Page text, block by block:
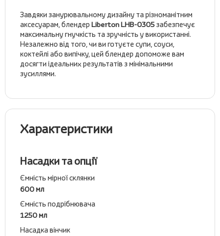
Завдяки занурювальному дизайну та різноманітним
аксесуарам, блендер Liberton LHB-0305забезпечує
максимальну гнучкість та зручність у використанні.
Незалежно від того, чи ви готуєте супи, соуси,
коктейлі або випічку, цей блендер допоможе вам
досягти ідеальних результатів з мінімальними
зусиллями.
Характеристики
Насадки та опції
Ємність мірної склянки
600 мл
Ємність подрібнювача
1250 мл
Насадка вінчик